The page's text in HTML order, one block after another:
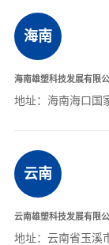
海南
海南雄塑科技发展有限
地址：海南海口国
云南
云南雄塑科技发展有限
地址：云南省玉溪